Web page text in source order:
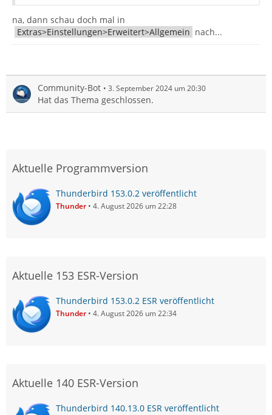
na, dann schau doch mal in
Extras>Einstellungen>Erweitert>Allgemein nach...
Community-Bot 3. September 2024 um 20:30
Hat das Thema geschlossen.
Aktuelle Programmversion
Thunderbird 153.0.2 veröffentlicht
Thunder 4. August 2026 um 22:28
Aktuelle 153 ESR-Version
Thunderbird 153.0.2 ESR veröffentlicht
Thunder 4. August 2026 um 22:34
Aktuelle 140 ESR-Version
Thunderbird 140.13.0 ESR veröffentlicht